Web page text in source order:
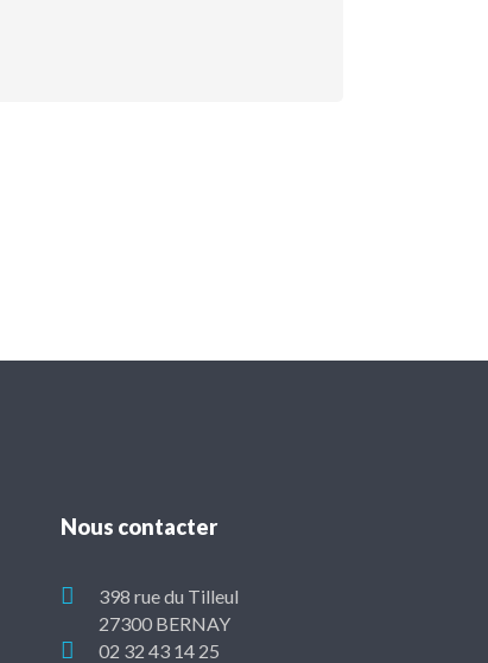
Nous contacter
398 rue du Tilleul
27300 BERNAY
02 32 43 14 25